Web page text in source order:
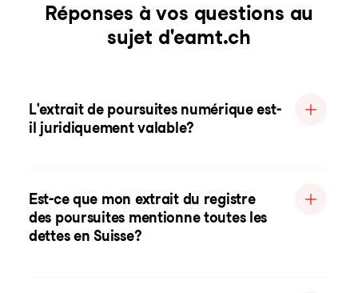
Réponses à vos questions au
sujet d'eamt.ch
L'extrait de poursuites numérique est-
il juridiquement valable?
Est-ce que mon extrait du registre
des poursuites mentionne toutes les
dettes en Suisse?